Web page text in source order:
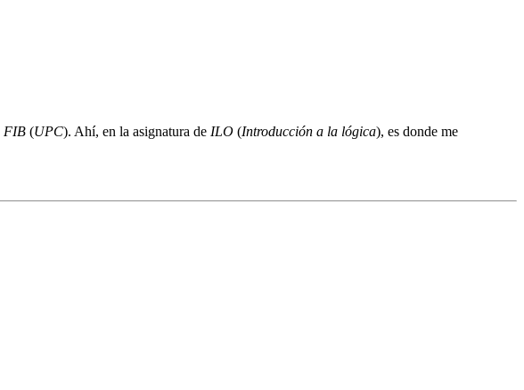
FIB (UPC). Ahí, en la asignatura de ILO (Introducción a la lógica), es donde me